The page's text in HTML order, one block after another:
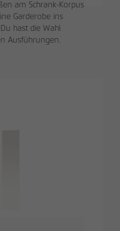
am Schrank-Korpus
Garderobe ins
hast die Wahl
Ausführungen.